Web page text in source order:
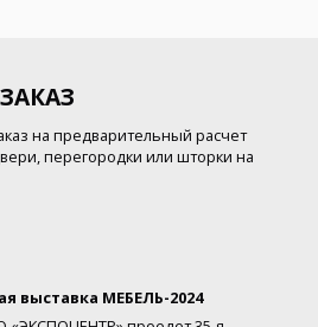
на предварительный расчет
перегородки или шторки на
выставка МЕБЕЛЬ-2024